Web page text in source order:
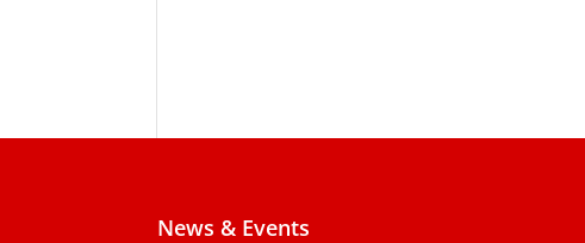
News & Events